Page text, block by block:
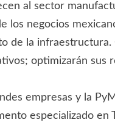
al sector
los negocios
la
optimizarán sus
empresas y la
especializado en